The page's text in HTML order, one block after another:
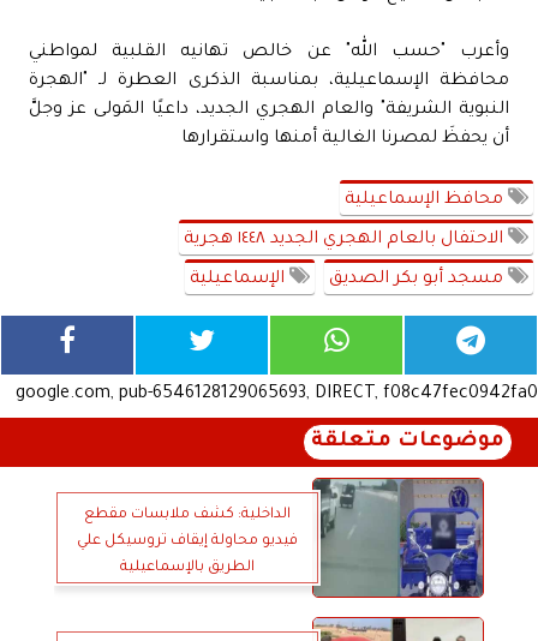
وأعرب "حسب الله" عن خالص تهانيه القلبية لمواطني
محافظة الإسماعيلية، بمناسبة الذكرى العطرة لـ "الهجرة
النبوية الشريفة" والعام الهجري الجديد، داعيًا المَولى عز وجلَّ
أن يحفظَ لمصرنا الغالية أمنها واستقرارها
محافظ الإسماعيلية
الاحتفال بالعام الهجري الجديد ١٤٤٨ هجرية
مسجد أبو بكر الصديق الإسماعيلية
google.com, pub-6546128129065693, DIRECT, f08c47fec0942fa0
موضوعات متعلقة
الداخلية: كشف ملابسات مقطع
فيديو محاولة إيقاف تروسيكل علي
الطريق بالإسماعيلية